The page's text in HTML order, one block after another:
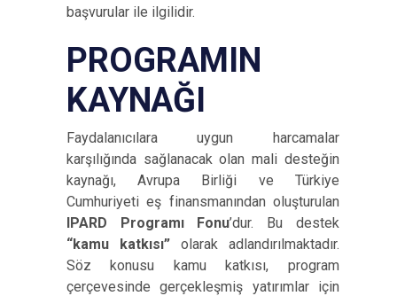
başvurular ile ilgilidir.
PROGRAMIN
KAYNAĞI
Faydalanıcılara uygun harcamalar
karşılığında sağlanacak olan mali desteğin
kaynağı, Avrupa Birliği ve Türkiye
Cumhuriyeti eş finansmanından oluşturulan
IPARD Programı Fonu’dur. Bu destek
“kamu katkısı” olarak adlandırılmaktadır.
Söz konusu kamu katkısı, program
çerçevesinde gerçekleşmiş yatırımlar için